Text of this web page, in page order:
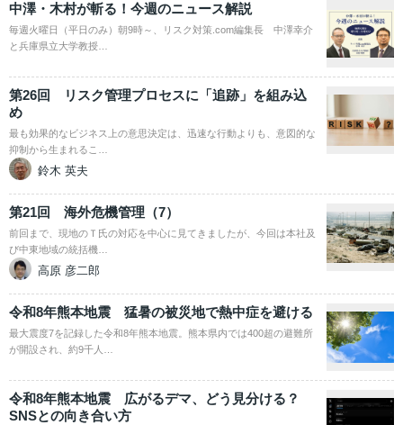
中澤・木村が斬る！今週のニュース解説
毎週火曜日（平日のみ）朝9時～、リスク対策.com編集長 中澤幸介
と兵庫県立大学教授…
第26回 リスク管理プロセスに「追跡」を組み込
め
最も効果的なビジネス上の意思決定は、迅速な行動よりも、意図的な
抑制から生まれるこ…
鈴木 英夫
第21回 海外危機管理（7）
前回まで、現地のＴ氏の対応を中心に見てきましたが、今回は本社及
び中東地域の統括機…
高原 彦二郎
令和8年熊本地震 猛暑の被災地で熱中症を避ける
最大震度7を記録した令和8年熊本地震。熊本県内では400超の避難所
が開設され、約9千人…
令和8年熊本地震 広がるデマ、どう見分ける？
SNSとの向き合い方